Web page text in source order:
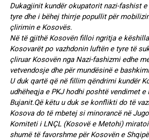
Dukagjinit kundër okupatorit nazi-fashist e
tyre dhe i bëhej thirrje popullit për
çlirimin e Kosovës.
Në të gjithë Kosovën filloi ngritja e
Kosovarët po vazhdonin luftën e tyre të
çliruar Kosovën nga Nazi-fashizmi edhe
vetvendosje dhe për mundësinë e
U duk qartë që në fillim qëndrimi kundër
udhëheqja e PKJ hodhi poshtë vendimet e
Bujanit.Që këtu u duk se konflikti do të
Kosova do të mbetej si minorancë në
Komiteti i LNÇL (Kosovë e Metohi)
shumë të favorshme për Kosovën e